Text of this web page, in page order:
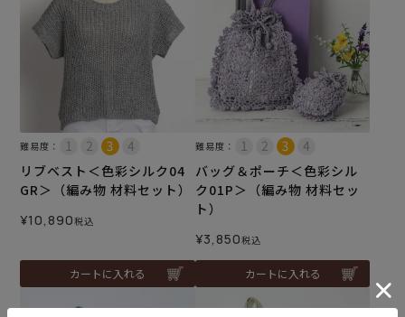
難易度：
リブベスト＜色彩シルク04
GR＞（編み物 材料セット）
¥10,890税込
カートに入れる
難易度：
バッグ＆ポーチ＜色彩シル
ク01P＞（編み物 材料セッ
ト）
¥3,850税込
カートに入れる